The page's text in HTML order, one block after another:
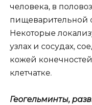
человека, в
пищеварительной
Некоторые
узлах и сосудах,
кожей
клетчатке.
Геогельминты,